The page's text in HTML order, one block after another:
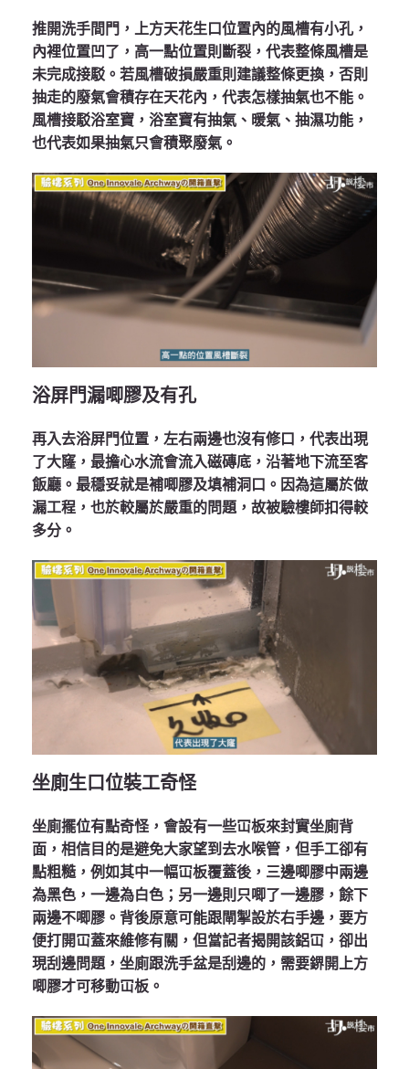
推開洗手間門，上方天花生口位置內的風槽有小孔，
內裡位置凹了，高一點位置則斷裂，代表整條風槽是
未完成接駁。若風槽破損嚴重則建議整條更換，否則
抽走的廢氣會積存在天花內，代表怎樣抽氣也不能。
風槽接駁浴室寶，浴室寶有抽氣、暖氣、抽濕功能，
也代表如果抽氣只會積聚廢氣。
浴屏門漏唧膠及有孔
再入去浴屏門位置，左右兩邊也沒有修口，代表出現
了大窿，最擔心水流會流入磁磚底，沿著地下流至客
飯廳。最穩妥就是補唧膠及填補洞口。因為這屬於做
漏工程，也於較屬於嚴重的問題，故被驗樓師扣得較
多分。
坐廁生口位裝工奇怪
坐廁擺位有點奇怪，會設有一些冚板來封實坐廁背
面，相信目的是避免大家望到去水喉管，但手工卻有
點粗糙，例如其中一幅冚板覆蓋後，三邊唧膠中兩邊
為黑色，一邊為白色；另一邊則只唧了一邊膠，餘下
兩邊不唧膠。背後原意可能跟閘掣設於右手邊，要方
便打開冚蓋來維修有關，但當記者揭開該鋁冚，卻出
現刮邊問題，坐廁跟洗手盆是刮邊的，需要鎅開上方
唧膠才可移動冚板。